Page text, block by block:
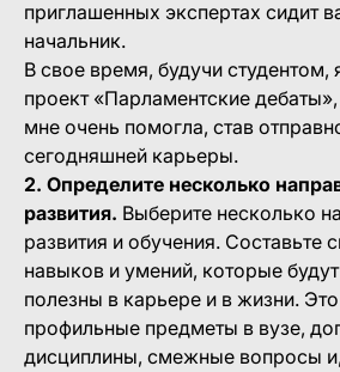
приглашенных экспертах сидит
начальник.
В свое время, будучи студентом,
проект «Парламентские
мне очень помогла, став
сегодняшней карьеры.
2. Определите несколько
развития. Выберите несколько
развития и обучения. Составьте
навыков и умений, которые
полезны в карьере и в жизни.
профильные предметы в вузе,
дисциплины, смежные вопросы